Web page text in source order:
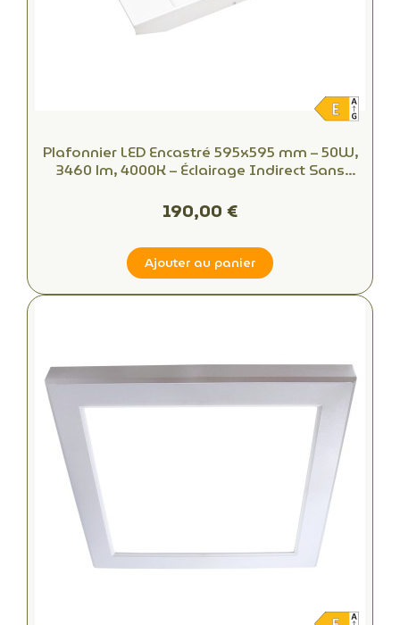
Plafonnier LED Encastré 595x595 mm – 50W,
3460 lm, 4000K – Éclairage Indirect Sans
190,00 €
Ajouter au panier